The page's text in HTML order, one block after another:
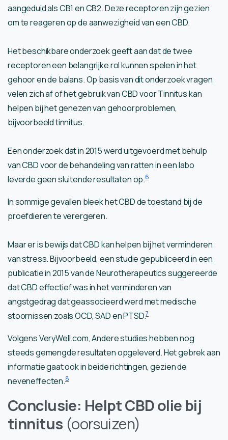
aangeduid als CB1 en CB2. Deze receptoren zijn gezien
om te reageren op de aanwezigheid van een CBD.
Het beschikbare onderzoek geeft aan dat de twee
receptoren een belangrijke rol kunnen spelen in het
gehoor en de balans. Op basis van dit onderzoek vragen
velen zich af of het gebruik van CBD voor Tinnitus kan
helpen bij het genezen van gehoorproblemen,
bijvoorbeeld tinnitus.
Een onderzoek dat in 2015 werd uitgevoerd met behulp
van CBD voor de behandeling van ratten in een labo
leverde geen sluitende resultaten op.6
In sommige gevallen bleek het CBD de toestand bij de
proefdieren te verergeren.
Maar er is bewijs dat CBD kan helpen bij het verminderen
van stress. Bijvoorbeeld, een studie gepubliceerd in een
publicatie in 2015 van de Neurotherapeutics suggereerde
dat CBD effectief was in het verminderen van
angstgedrag dat geassocieerd werd met medische
stoornissen zoals OCD, SAD en PTSD.7
Volgens VeryWell.com, Andere studies hebben nog
steeds gemengde resultaten opgeleverd. Het gebrek aan
informatie gaat ook in beide richtingen, gezien de
neveneffecten.8
Conclusie: Helpt CBD olie bij
tinnitus (oorsuizen)